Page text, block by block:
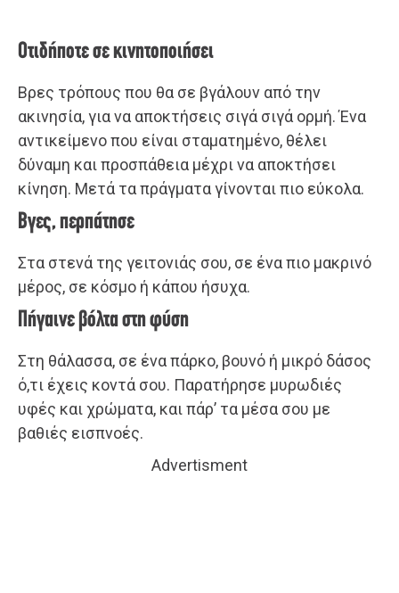
Οτιδήποτε σε κινητοποιήσει
Βρες τρόπους που θα σε βγάλουν από την
ακινησία, για να αποκτήσεις σιγά σιγά ορμή. Ένα
αντικείμενο που είναι σταματημένο, θέλει
δύναμη και προσπάθεια μέχρι να αποκτήσει
κίνηση. Μετά τα πράγματα γίνονται πιο εύκολα.
Βγες, περπάτησε
Στα στενά της γειτονιάς σου, σε ένα πιο μακρινό
μέρος, σε κόσμο ή κάπου ήσυχα.
Πήγαινε βόλτα στη φύση
Στη θάλασσα, σε ένα πάρκο, βουνό ή μικρό δάσος
ό,τι έχεις κοντά σου. Παρατήρησε μυρωδιές
υφές και χρώματα, και πάρ’ τα μέσα σου με
βαθιές εισπνοές.
Advertisment